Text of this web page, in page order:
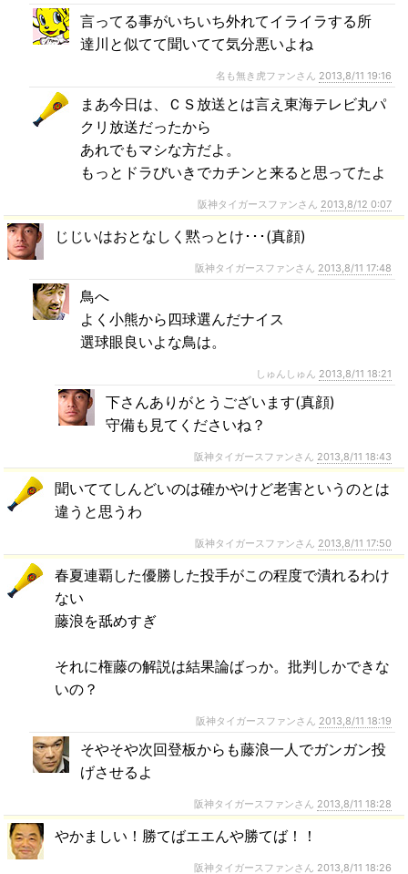
言ってる事がいちいち外れてイライラする所
達川と似てて聞いてて気分悪いよね
名も無き虎ファンさん 2013,8/11 19:16
まあ今日は、ＣＳ放送とは言え東海テレビ丸パ
クリ放送だったから
あれでもマシな方だよ。
もっとドラびいきでカチンと来ると思ってたよ
阪神タイガースファンさん 2013,8/12 0:07
じじいはおとなしく黙っとけ･･･(真顔)
阪神タイガースファンさん 2013,8/11 17:48
鳥へ
よく小熊から四球選んだナイス
選球眼良いよな鳥は。
しゅんしゅん 2013,8/11 18:21
下さんありがとうございます(真顔)
守備も見てくださいね？
阪神タイガースファンさん 2013,8/11 18:43
聞いててしんどいのは確かやけど老害というのとは
違うと思うわ
阪神タイガースファンさん 2013,8/11 17:50
春夏連覇した優勝した投手がこの程度で潰れるわけ
ない
藤浪を舐めすぎ
それに権藤の解説は結果論ばっか。批判しかできな
いの？
阪神タイガースファンさん 2013,8/11 18:19
そやそや次回登板からも藤浪一人でガンガン投
げさせるよ
阪神タイガースファンさん 2013,8/11 18:28
やかましい！勝てばエエんや勝てば！！
阪神タイガースファンさん 2013,8/11 18:26